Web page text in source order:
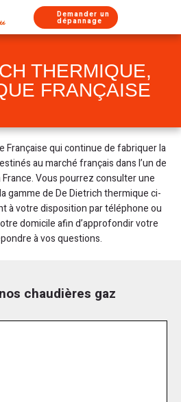
Aller au menu
au contenuDemander un
dépannage
Chaudière gaz
à chaleur
fioul
thermodynamique
eau gaz
Climatisation
Adoucisseur
Chaudière gaz
eau gaz
à chaleur
thermodynamique
fioul
eau solaire
Climatisation
de conseils
gaz
à chaleur
Climatisation
eau gaz
eau thermodynamique
Thermostat
à chaleur
réversibles
Nos métiers
Nos services
Nos labels
rejoindre
engagements
Presse
THERMIQUE,
FRANÇAISE
Française qui continue de fabriquer la
au marché français dans l’un de
France. Vous pourrez consulter une
gamme de De Dietrich thermique ci-
à votre disposition par téléphone ou
domicile afin d’approfondir votre
à vos questions.
chaudières gaz